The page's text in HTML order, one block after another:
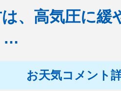
、高気圧に緩
…
お天気コメント